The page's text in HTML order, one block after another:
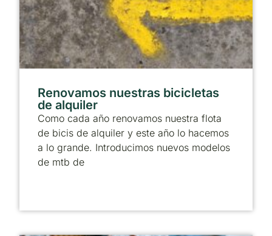
Renovamos nuestras bicicletas
de alquiler
Como cada año renovamos nuestra flota
de bicis de alquiler y este año lo hacemos
a lo grande. Introducimos nuevos modelos
de mtb de